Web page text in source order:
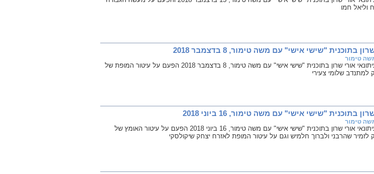
וליאל חמו
"שישי אישי" עם משה טימור, 8 בדצמבר 2018
טימור
שיחה ברשת ב' עם העיתונאי אורי שרון בתוכנית "שישי אישי" עם משה טימור, 8 בדצמבר 2018 הפעם על עיטור המופת של
שלומי צעירי
"שישי אישי" עם משה טימור, 16 ביוני 2018
טימור
שיחה ברשת ב' עם העיתונאי אורי שרון בתוכנית "שישי אישי" עם משה טימור, 16 ביוני 2018 הפעם על עיטור האומץ של
שהרבני ולברוך חלמיש וגם על עיטור המופת לאזרח יצחק שיקולסקי